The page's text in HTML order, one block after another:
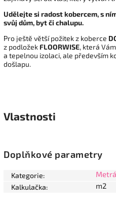
Udělejte si radost kobercem, s
svůj dům, byt či chalupu.
Pro ještě větší požitek z koberce
z podložek FLOORWISE, která
a tepelnou izolaci, ale především
došlapu.
Vlastnosti
Doplňkové parametry
Kategorie:
Kalkulačka: m2